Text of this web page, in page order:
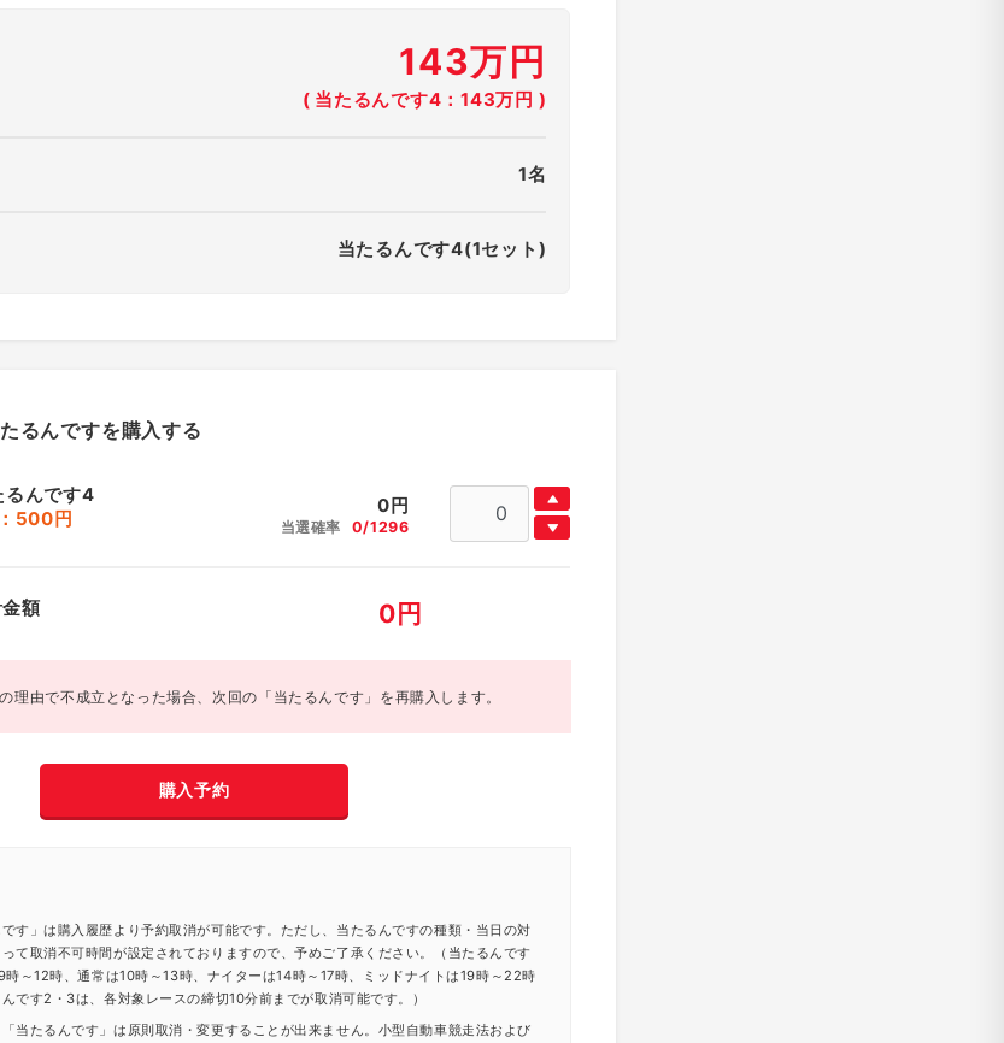
143万円
( 当たるんです4：143万円 )
1名
当たるんです4(1セット)
るんですを購入する
るんです4
500円
0円
当選確率 0/1296
額 0 円
理由で不成立となった場合、次回の「当たるんです」を再購入します。
購入予約
す」は購入履歴より予約取消が可能です。ただし、当たるんですの種類・当日の対
て取消不可時間が設定されておりますので、予めご了承ください。（当たるんです
～12時、通常は10時～13時、ナイターは14時～17時、ミッドナイトは19時～22時
です2・3は、各対象レースの締切10分前までが取消可能です。）
当たるんです」は原則取消・変更することが出来ません。小型自動車競走法および